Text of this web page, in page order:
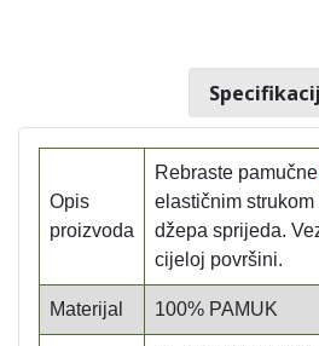
Opis
proizvoda
Rebraste pamučne
elastičnim
džepa sprijeda.
cijeloj površini.
Materijal 100% PAMUK